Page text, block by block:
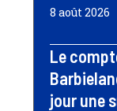
8 août 2026
Le
jour une